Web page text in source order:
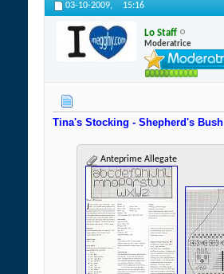
03-10-2009, 15:16
Lo Staff
Moderatrice
Tina's Stocking - Shepherd's Bush
Anteprime Allegate